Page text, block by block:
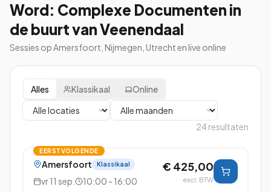
Word: Complexe Documenten in
de buurt van Veenendaal
Sessies op Amersfoort, Nijmegen, Utrecht en live online
Alles Klassikaal Online
24 resultaten
EERSTVOLGENDE
Amersfoort Klassikaal
vr 11 sep. 10:00 - 16:00
€ 425,00
excl. BTW